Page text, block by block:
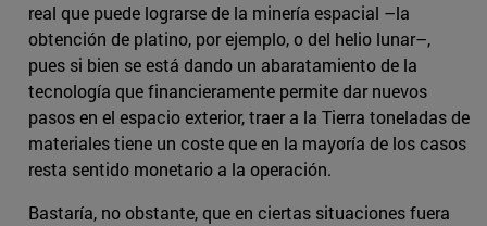
real que puede lograrse de la minería espacial –la
obtención de platino, por ejemplo, o del helio lunar–,
pues si bien se está dando un abaratamiento de la
tecnología que financieramente permite dar nuevos
pasos en el espacio exterior, traer a la Tierra toneladas de
materiales tiene un coste que en la mayoría de los casos
resta sentido monetario a la operación.
Bastaría, no obstante, que en ciertas situaciones fuera